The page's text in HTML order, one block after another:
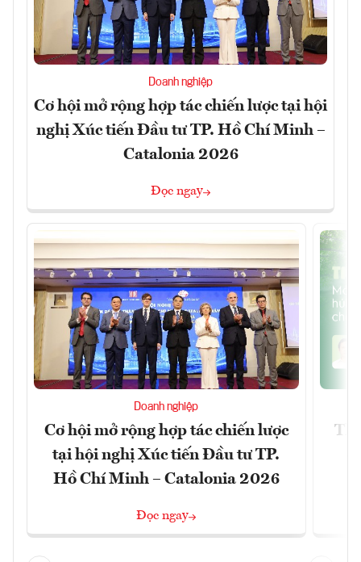
Doanh nghiệp
Cơ hội mở rộng hợp tác chiến lược tại hội
nghị Xúc tiến Đầu tư TP. Hồ Chí Minh –
Catalonia 2026
Đọc ngay
Doanh nghiệp
Cơ hội mở rộng hợp tác chiến lược
tại hội nghị Xúc tiến Đầu tư TP.
Hồ Chí Minh – Catalonia 2026
Đọc ngay
Thị